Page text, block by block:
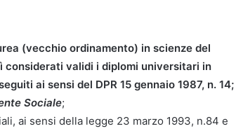
(vecchio ordinamento) in scienze del
considerati validi i diplomi universitari in
ai sensi del DPR 15 gennaio 1987, n. 14;
Sociale;
ai sensi della legge 23 marzo 1993, n.84 e